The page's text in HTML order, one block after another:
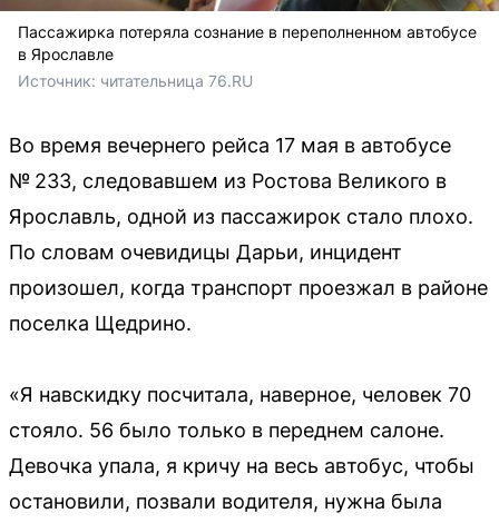
Пассажирка потеряла сознание в переполненном автобусе
в Ярославле
Источник: читательница 76.RU
Во время вечернего рейса 17 мая в автобусе
№ 233, следовавшем из Ростова Великого в
Ярославль, одной из пассажирок стало плохо.
По словам очевидицы Дарьи, инцидент
произошел, когда транспорт проезжал в районе
поселка Щедрино.
«Я навскидку посчитала, наверное, человек 70
стояло. 56 было только в переднем салоне.
Девочка упала, я кричу на весь автобус, чтобы
остановили, позвали водителя, нужна была